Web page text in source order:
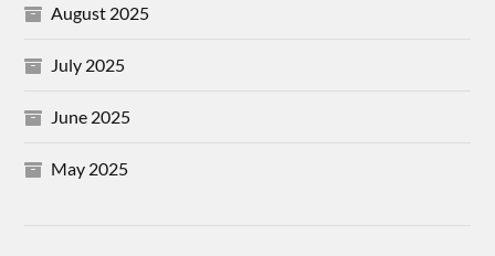
August 2025
July 2025
June 2025
May 2025